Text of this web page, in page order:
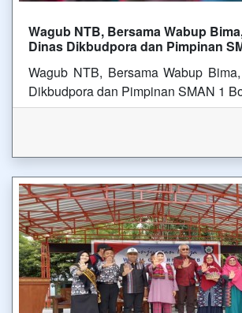
Wagub NTB, Bersama Wabup
Dinas Dikbudpora dan Pimpinan
Wagub NTB, Bersama Wabup
Dikbudpora dan Pimpinan SMAN 1